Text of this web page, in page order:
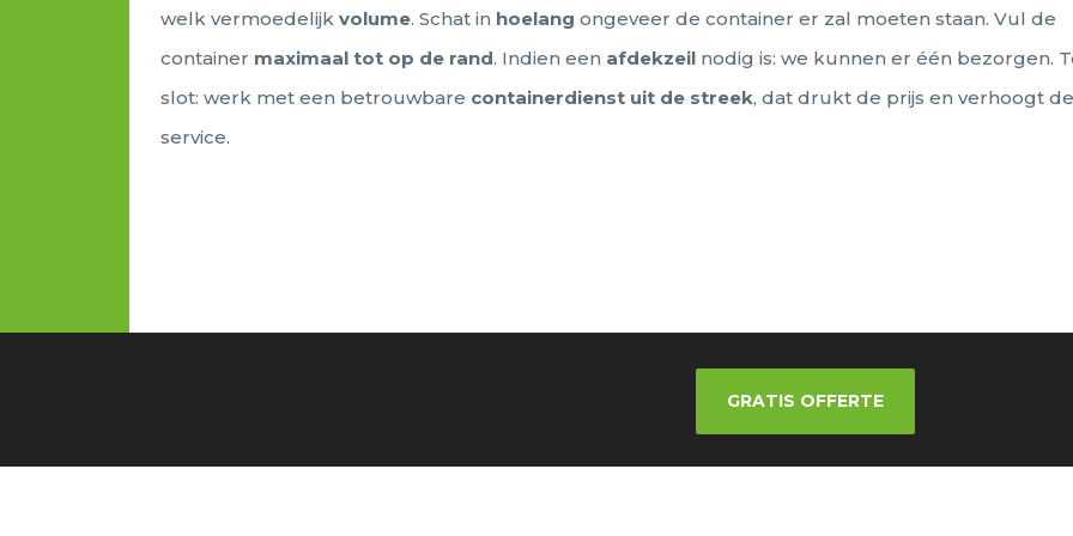
welk vermoedelijkvolume. Schat in hoelang ongeveer de container er zal moeten staan. Vul de
container maximaal tot op de rand. Indien een afdekzeil nodig is: we kunnen er één bezorgen.
slot: werk met een betrouwbare containerdienst uit de streek, dat drukt de prijs en verhoogt
service.
GRATIS OFFERTE